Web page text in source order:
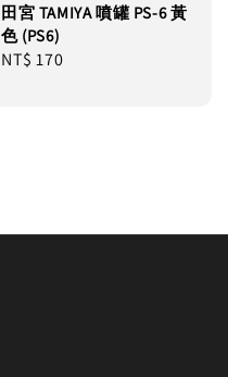
田宮 TAMIYA 噴罐 PS-6 黃
色 (PS6)
Regular
NT$ 170